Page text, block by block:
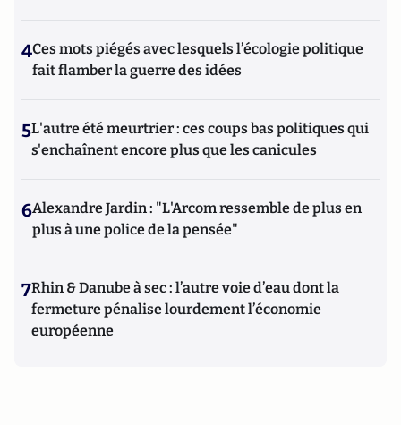
4Ces mots piégés avec lesquels l’écologie politique
fait flamber la guerre des idées
5L'autre été meurtrier : ces coups bas politiques qui
s'enchaînent encore plus que les canicules
6Alexandre Jardin : "L'Arcom ressemble de plus en
plus à une police de la pensée"
7Rhin & Danube à sec : l’autre voie d’eau dont la
fermeture pénalise lourdement l’économie
européenne